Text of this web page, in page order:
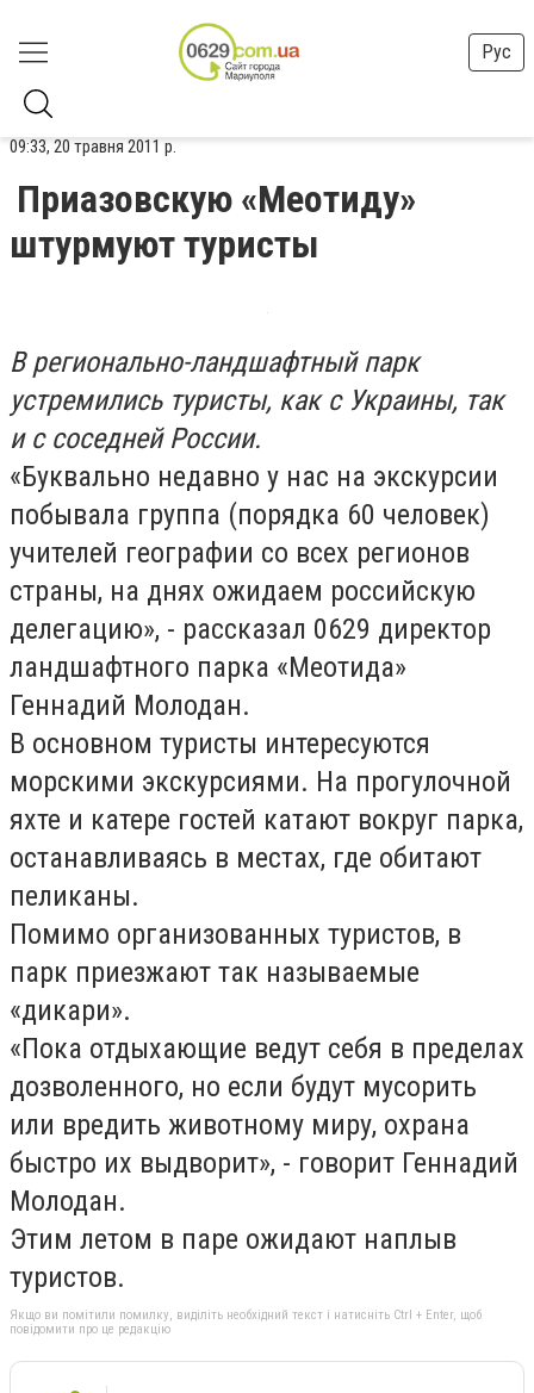
Рус
09:33, 20 травня 2011 р.
Приазовскую «Меотиду»
штурмуют туристы
В регионально-ландшафтный парк
устремились туристы, как с Украины, так
и с соседней России.
«Буквально недавно у нас на экскурсии
побывала группа (порядка 60 человек)
учителей географии со всех регионов
страны, на днях ожидаем российскую
делегацию», - рассказал 0629 директор
ландшафтного парка «Меотида»
Геннадий Молодан.
В основном туристы интересуются
морскими экскурсиями. На прогулочной
яхте и катере гостей катают вокруг парка,
останавливаясь в местах, где обитают
пеликаны.
Помимо организованных туристов, в
парк приезжают так называемые
«дикари».
«Пока отдыхающие ведут себя в пределах
дозволенного, но если будут мусорить
или вредить животному миру, охрана
быстро их выдворит», - говорит Геннадий
Молодан.
Этим летом в паре ожидают наплыв
туристов.
Якщо ви помітили помилку, виділіть необхідний текст і натисніть Ctrl + Enter, щоб
повідомити про це редакцію